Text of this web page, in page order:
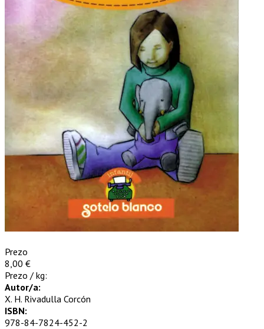
Prezo
8,00 €
Prezo / kg:
Autor/a:
X. H. Rivadulla Corcón
ISBN:
978-84-7824-452-2